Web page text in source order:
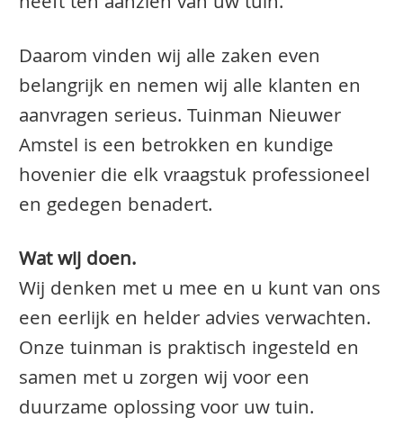
Daarom vinden wij alle zaken even
belangrijk en nemen wij alle klanten en
aanvragen serieus. Tuinman Nieuwer
Amstel is een betrokken en kundige
hovenier die elk vraagstuk professioneel
en gedegen benadert.
Wat wij doen.
Wij denken met u mee en u kunt van ons
een eerlijk en helder advies verwachten.
Onze tuinman is praktisch ingesteld en
samen met u zorgen wij voor een
duurzame oplossing voor uw tuin.